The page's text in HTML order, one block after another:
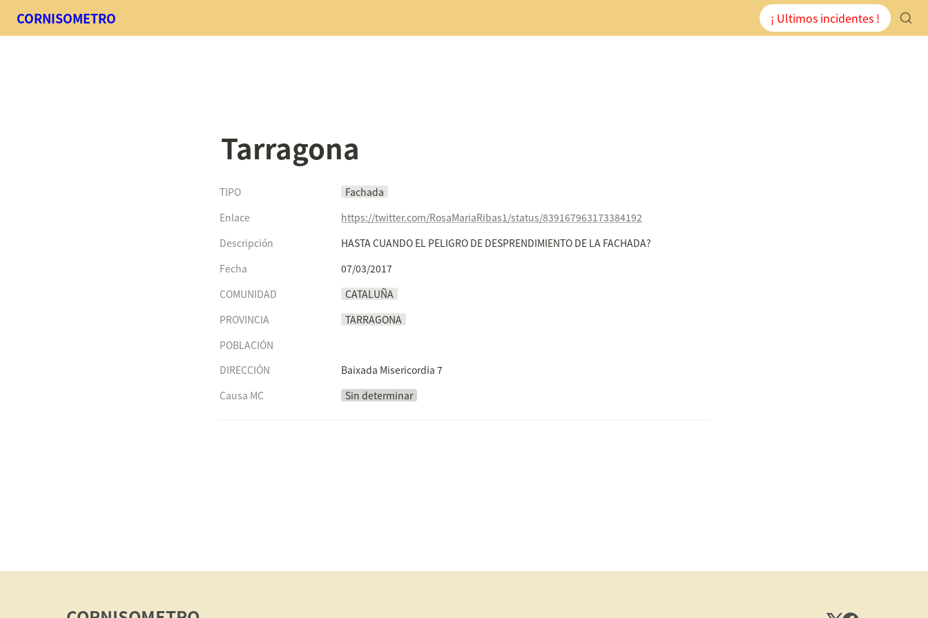
CORNISOMETRO ¡ Ultimos incidentes !
Tarragona
TIPO
Fachada
Enlace
https://twitter.com/RosaMariaRibas1/status/839167963173384192
Descripción
HASTA CUANDO EL PELIGRO DE DESPRENDIMIENTO DE LA FACHADA?
Fecha
07/03/2017
COMUNIDAD
CATALUÑA
PROVINCIA
TARRAGONA
POBLACIÓN
DIRECCIÓN
Baixada Misericordia 7
Causa MC
Sin determinar